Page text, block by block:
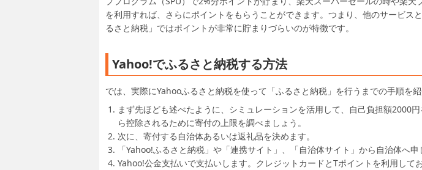
を利用すれば、さらにポイントをもらうことができます。つまり、他のサービス
るさと納税」ではポイントが非常に貯まりづらいのが特徴です。
Yahoo!でふるさと納税する方法
では、実際にYahooふるさと納税を使って「ふるさと納税」を行うまでの手順を紹
まず先ほども述べたように、シミュレーションを活用して、自己負担額2000
ら控除されるために寄付の上限を調べましょう。
次に、寄付する自治体あるいは返礼品を決めます。
「Yahoo!ふるさと納税」や「連携サイト」、「自治体サイト」から自治体へ申
Yahoo!公金支払いで支払いします。クレジットカードとTポイントを利用して